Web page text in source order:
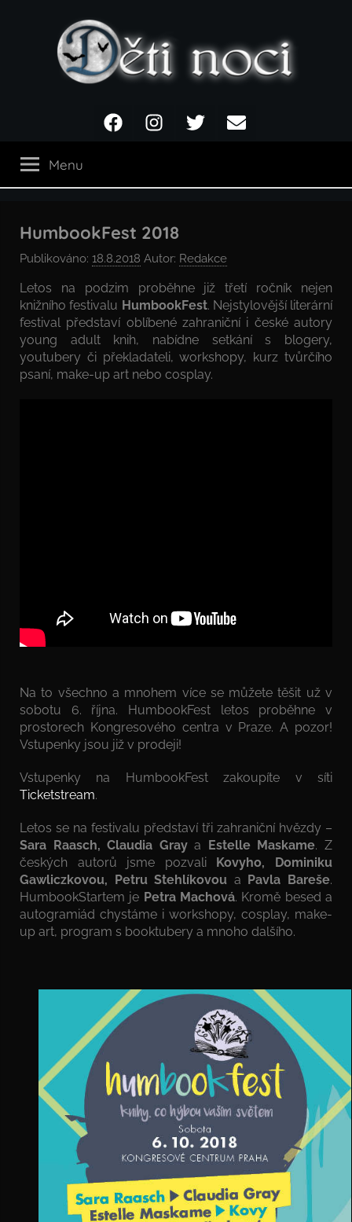
noci
FacebookInstagramTwitter Email
Menu
HumbookFest 2018
Publikováno: 18.8.2018 Autor: Redakce
Letos na podzim proběhne již třetí ročník nejen
knižního festivalu HumbookFest. Nejstylovější literární
festival představí oblíbené zahraniční i české autory
young adult knih, nabídne setkání s blogery,
youtubery či překladateli, workshopy, kurz tvůrčího
psaní, make-up art nebo cosplay.
Na to všechno a mnohem více se můžete těšit už v
sobotu 6. října. HumbookFest letos proběhne v
prostorech Kongresového centra v Praze. A pozor!
Vstupenky jsou již v prodeji!
Vstupenky na HumbookFest zakoupíte v síti
Ticketstream.
Letos se na festivalu představí tři zahraniční hvězdy –
Sara Raasch, Claudia Graya Estelle Maskame. Z
českých autorů jsme pozvali Kovyho, Dominiku
Gawliczkovou, Petru Stehlíkovou a Pavla Bareše.
HumbookStartem je Petra Machová. Kromě besed a
autogramiád chystáme i workshopy, cosplay, make-
up art, program s booktubery a mnoho dalšího.